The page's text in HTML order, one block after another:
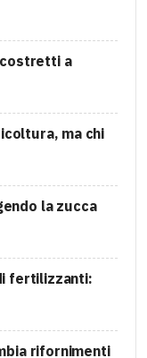
costretti a
ma chi
la zucca
fertilizzanti:
rifornimenti